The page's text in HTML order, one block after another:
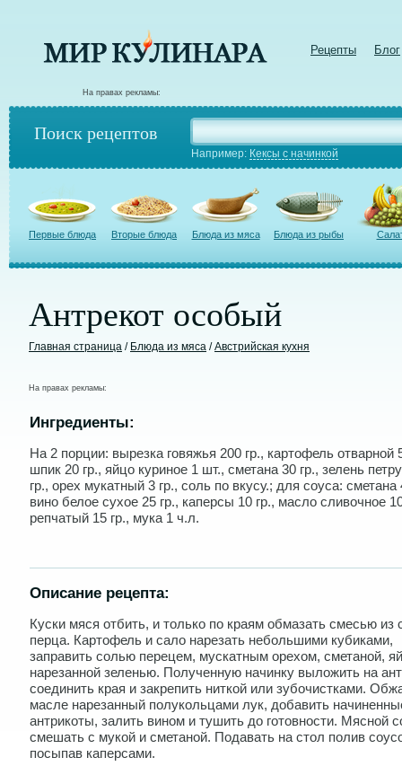
Рецепты Блог
На правах рекламы:
Поиск рецептов
Например: Кексы с начинкой
Первые блюда Вторые блюда Блюда из мяса Блюда из рыбы
Антрекот особый
Главная страница / Блюда из мяса /Австрийская кухня
На правах рекламы:
Ингредиенты:
На 2 порции: вырезка говяжья 200 гр., картофель отварной
шпик 20 гр., яйцо куриное 1 шт., сметана 30 гр., зелень
гр., орех мукатный 3 гр., соль по вкусу.; для соуса: сметана
вино белое сухое 25 гр., каперсы 10 гр., масло сливочное
репчатый 15 гр., мука 1 ч.л.
Описание рецепта:
Куски мяся отбить, и только по краям обмазать смесью из
перца. Картофель и сало нарезать небольшими кубиками,
заправить солью перецем, мускатным орехом, сметаной,
нарезанной зеленью. Полученную начинку выложить на
соединить края и закрепить ниткой или зубочистками.
масле нарезанный полукольцами лук, добавить
антрикоты, залить вином и тушить до готовности. Мясной
смешать с мукой и сметаной. Подавать на стол полив
посыпав каперсами.